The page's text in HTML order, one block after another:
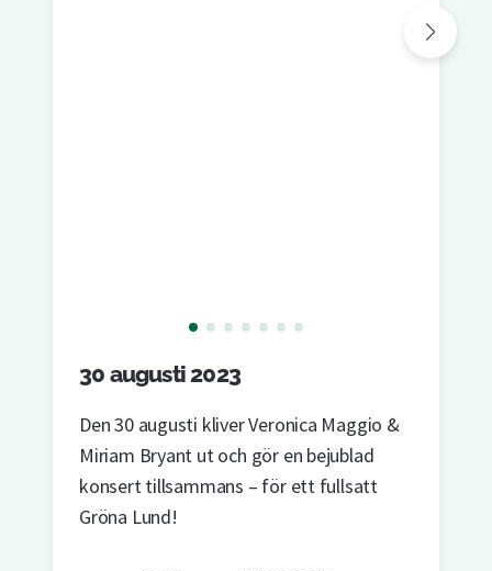
30 augusti 2023
Den 30 augusti kliver Veronica Maggio &
Miriam Bryant ut och gör en bejublad
konsert tillsammans – för ett fullsatt
Gröna Lund!